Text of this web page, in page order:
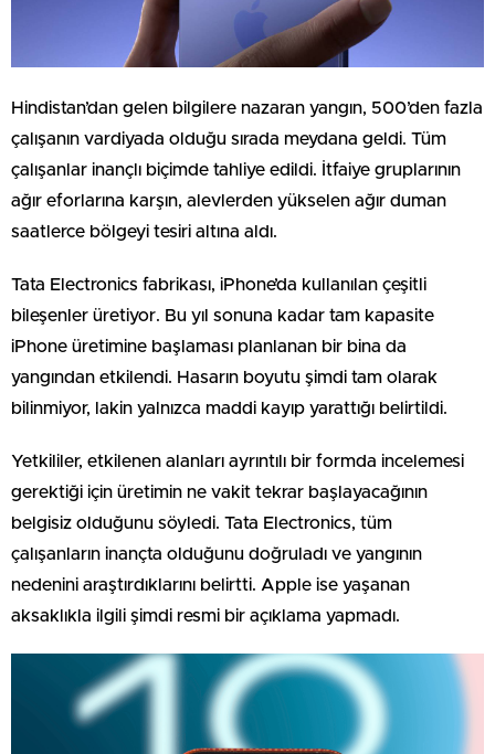
Hindistan’dan gelen bilgilere nazaran yangın, 500’den fazla
çalışanın vardiyada olduğu sırada meydana geldi. Tüm
çalışanlar inançlı biçimde tahliye edildi. İtfaiye gruplarının
ağır eforlarına karşın, alevlerden yükselen ağır duman
saatlerce bölgeyi tesiri altına aldı.
Tata Electronics fabrikası, iPhone’da kullanılan çeşitli
bileşenler üretiyor. Bu yıl sonuna kadar tam kapasite
iPhone üretimine başlaması planlanan bir bina da
yangından etkilendi. Hasarın boyutu şimdi tam olarak
bilinmiyor, lakin yalnızca maddi kayıp yarattığı belirtildi.
Yetkililer, etkilenen alanları ayrıntılı bir formda incelemesi
gerektiği için üretimin ne vakit tekrar başlayacağının
belgisiz olduğunu söyledi. Tata Electronics, tüm
çalışanların inançta olduğunu doğruladı ve yangının
nedenini araştırdıklarını belirtti. Apple ise yaşanan
aksaklıkla ilgili şimdi resmi bir açıklama yapmadı.